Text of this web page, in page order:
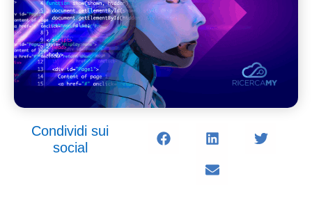
Condividi sui
social